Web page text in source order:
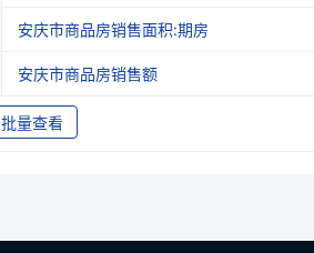
安庆市商品房销售面积:期房
安庆市商品房销售额
批量查看